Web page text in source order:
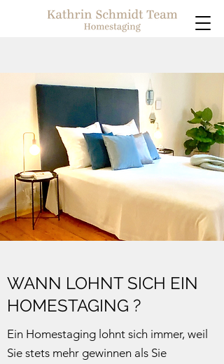
WANN LOHNT SICH EIN
HOMESTAGING ?
Ein Homestaging lohnt sich immer, weil
Sie stets mehr gewinnen als Sie